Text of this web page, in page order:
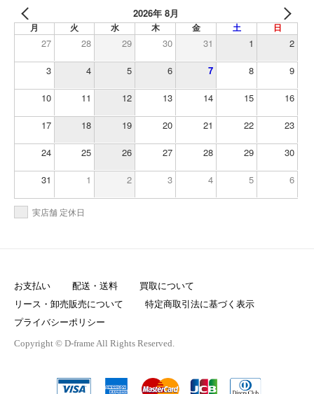
2026年 8月
月 火 水 木 金 土 日
27 28 29 30 31 1 2
3 4 5 6 7 8 9
10 11 12 13 14 15 16
17 18 19 20 21 22 23
24 25 26 27 28 29 30
31 1 2 3 4 5 6
実店舗 定休日
お支払い 配送・送料
買取について
リース・卸売販売について
特定商取引法に基づく表示
プライバシーポリシー
Copyright © D-frame All Rights Reserved.